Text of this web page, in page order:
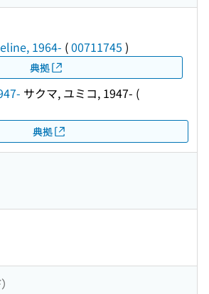
1964- (00711745 )
典拠
サクマ, ユミコ, 1947- (
典拠